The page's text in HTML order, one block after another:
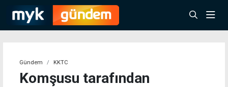
Gündem KKTC
Komşusu tarafından